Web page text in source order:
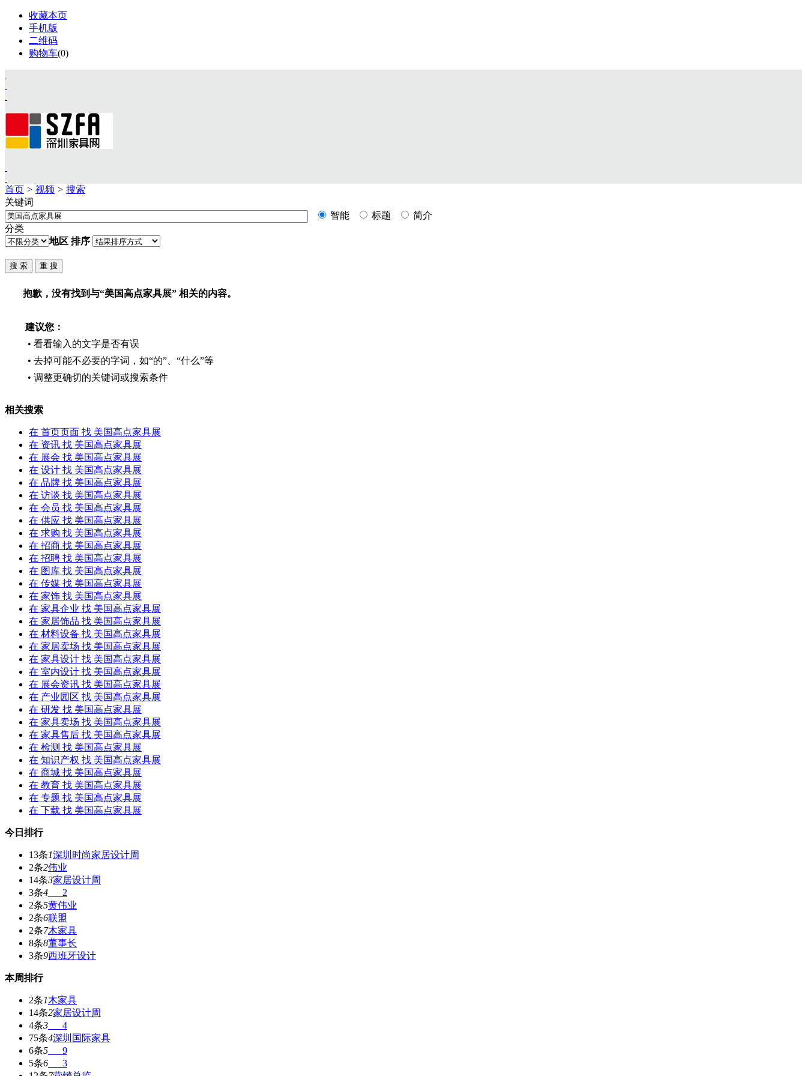
收藏本页
手机版
二维码
购物车(0)
首页
资讯
展会
设计
会员
供应
家具
饰品
行业展会
首页 > 视频 > 搜索
关键词
智能
标题
简介
分类
地区 排序
抱歉，没有找到与“美国高点家具展” 相关的内容。
建议您：
• 看看输入的文字是否有误
• 去掉可能不必要的字词，如“的”、“什么”等
• 调整更确切的关键词或搜索条件
相关搜索
在 首页页面 找 美国高点家具展
在 资讯 找 美国高点家具展
在 展会 找 美国高点家具展
在 设计 找 美国高点家具展
在 品牌 找 美国高点家具展
在 访谈 找 美国高点家具展
在 会员 找 美国高点家具展
在 供应 找 美国高点家具展
在 求购 找 美国高点家具展
在 招商 找 美国高点家具展
在 招聘 找 美国高点家具展
在 图库 找 美国高点家具展
在 传媒 找 美国高点家具展
在 家饰 找 美国高点家具展
在 家具企业 找 美国高点家具展
在 家居饰品 找 美国高点家具展
在 材料设备 找 美国高点家具展
在 家居卖场 找 美国高点家具展
在 家具设计 找 美国高点家具展
在 室内设计 找 美国高点家具展
在 展会资讯 找 美国高点家具展
在 产业园区 找 美国高点家具展
在 研发 找 美国高点家具展
在 家具卖场 找 美国高点家具展
在 家具售后 找 美国高点家具展
在 检测 找 美国高点家具展
在 知识产权 找 美国高点家具展
在 商城 找 美国高点家具展
在 教育 找 美国高点家具展
在 专题 找 美国高点家具展
在 下载 找 美国高点家具展
今日排行
13条1深圳时尚家居设计周
2条2伟业
14条3家居设计周
3条4 ___2
2条5黄伟业
2条6联盟
2条7木家具
8条8董事长
3条9西班牙设计
本周排行
2条1木家具
14条2家居设计周
4条3 ___4
75条4深圳国际家具
6条5 ___9
5条6 ___3